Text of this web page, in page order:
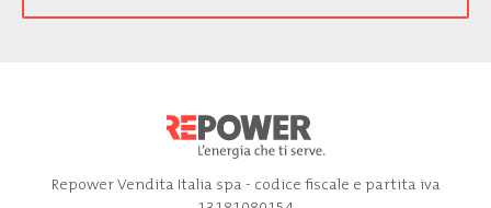
Repower Vendita Italia spa - codice fiscale e partita iva